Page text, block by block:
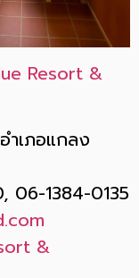
Resort &
ำเภอแกลง
06-1384-0135
&